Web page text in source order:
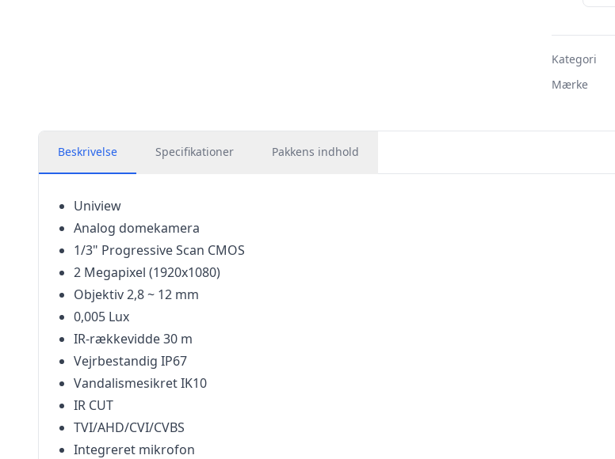
Kategori
Mærke
Beskrivelse Specifikationer Pakkens indhold
Uniview
Analog domekamera
1/3" Progressive Scan CMOS
2 Megapixel (1920x1080)
Objektiv 2,8 ~ 12 mm
0,005 Lux
IR-rækkevidde 30 m
Vejrbestandig IP67
Vandalismesikret IK10
IR CUT
TVI/AHD/CVI/CVBS
Integreret mikrofon